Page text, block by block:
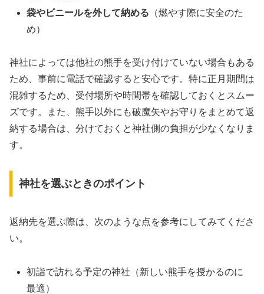
袋やビニールを外して納める （燃やす際に安全のた
め）
神社によっては他社の熊手を受け付けていない場合もある
ため、事前に電話で確認すると安心です。特に正月期間は
混雑するため、受付場所や時間帯を確認しておくとスムー
ズです。また、熊手以外にも破魔矢やお守りをまとめて返
納する場合は、分けておくと神社側の負担が少なくなりま
す。
神社を選ぶときのポイント
返納先を選ぶ際は、次のような点を参考にしてみてくださ
い。
初詣で訪れる予定の神社（新しい熊手を授かるのに
最適）